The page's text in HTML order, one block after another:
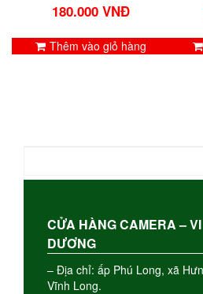
180.000 VNĐ
Thêm vào giỏ hàng
cho:
CỬA HÀNG CAMERA –
DƯƠNG
– Địa chỉ: ấp Phú Long, xã
Vĩnh Long.